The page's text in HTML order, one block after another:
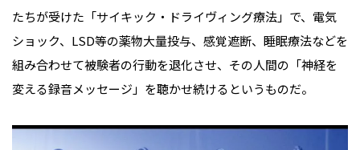
たちが受けた「サイキック・ドライヴィング療法」で、電気
ショック、LSD等の薬物大量投与、感覚遮断、睡眠療法などを
組み合わせて被験者の行動を退化させ、その人間の「神経を
変える録音メッセージ」を聴かせ続けるというものだ。